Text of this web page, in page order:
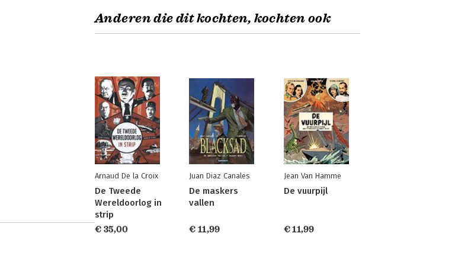
Anderen die dit kochten, kochten ook
Arnaud De la Croix
De Tweede
Wereldoorlog in
strip
€ 35,00
Juan Diaz Canales
De maskers
vallen
€ 11,99
Jean Van Hamme
De vuurpijl
€ 11,99